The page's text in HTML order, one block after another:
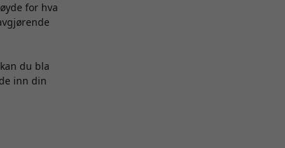
for hva
du bla
inn din